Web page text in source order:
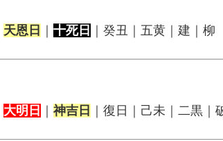
天恩日 ｜ 十死日 ｜癸丑｜五黄｜建｜柳
大明日 神吉日 ｜復日｜己未｜二黒｜